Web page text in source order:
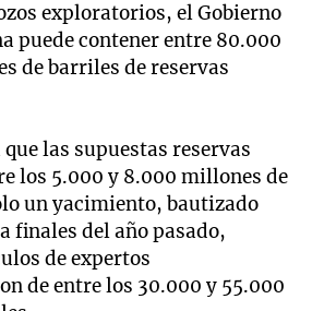
exploratorios, el Gobierno
puede contener entre 80.000
de barriles de reservas
las supuestas reservas
los 5.000 y 8.000 millones de
un yacimiento, bautizado
finales del año pasado,
de expertos
de entre los 30.000 y 55.000